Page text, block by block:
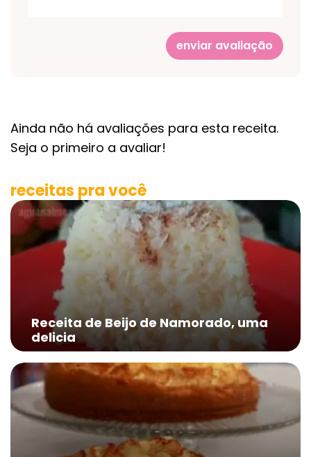
enviar avaliação
Ainda não há avaliações para esta receita.
Seja o primeiro a avaliar!
receitas pra você
Receita de Beijo de Namorado, uma
delicia